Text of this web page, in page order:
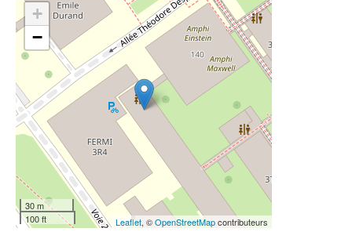
+
−
30 m
100 ft
Leaflet, ©OpenStreetMapcontributeurs